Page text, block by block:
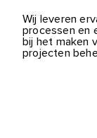
Wij leveren
processen en
bij het maken
projecten